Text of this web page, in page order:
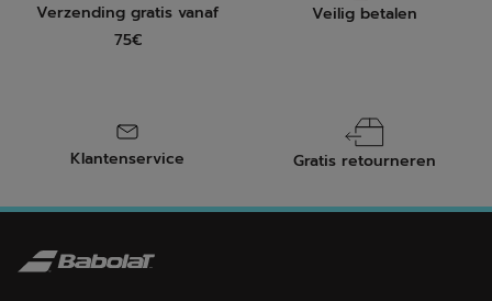
Verzending gratis vanaf
75€
Veilig betalen
Klantenservice Gratis retourneren